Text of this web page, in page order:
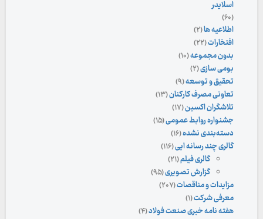
اسلایدر
(۶۰)
اطلاعیه ها(۲)
افتخارات(۲۲)
بدون مجموعه(۱۰)
بومی سازی(۲)
تحقیق و توسعه(۹)
تعاونی مصرف کارکنان(۱۳)
تلاشگران اکسین(۱۷)
جشنواره روابط عمومی(۱۵)
دسته‌بندی نشده(۱۶)
گالری چند رسانه ایی(۱۱۶)
گالری فیلم(۲۱)
گزارش تصویری(۹۵)
مزایدات و مناقصات(۲۰۷)
معرفی شرکت(۱)
هفته نامه خبری صنعت فولاد(۴)